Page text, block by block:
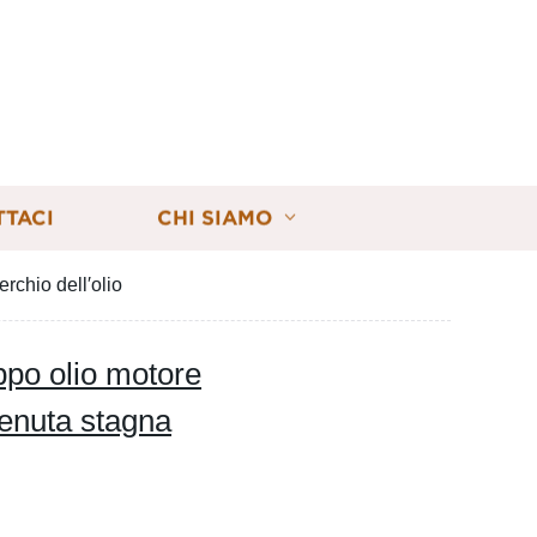
CHI SIAMO
dell′olio
olio motore
stagna